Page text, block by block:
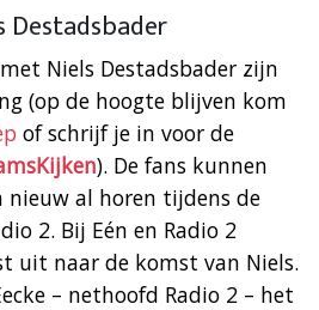
Destadsbader
Niels Destadsbader zijn
(op de hoogte blijven kom
of schrijf je in voor de
). De fans kunnen
nieuw al horen tijdens de
2. Bij Eén en Radio 2
uit naar de komst van Niels.
– nethoofd Radio 2 – het